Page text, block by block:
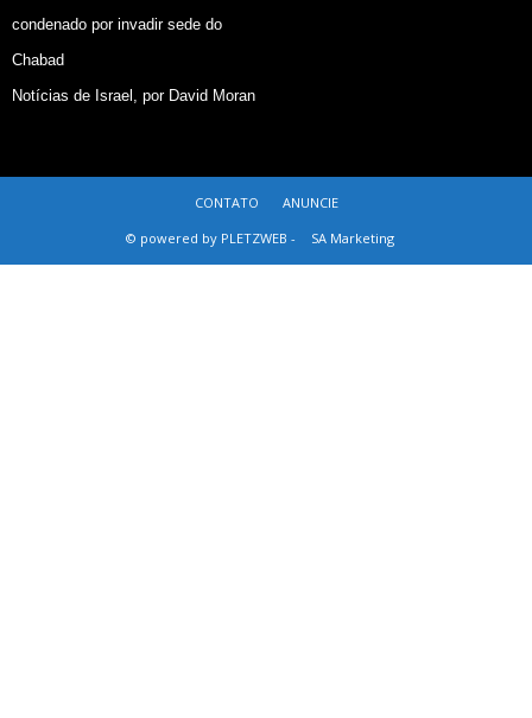
condenado por invadir sede do
Chabad
Notícias de Israel, por David Moran
CONTATO
ANUNCIE
© powered by PLETZWEB -
SA Marketing